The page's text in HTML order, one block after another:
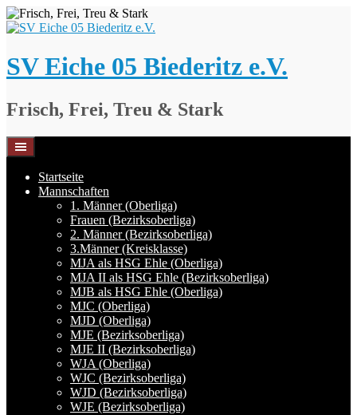
Springe
zum
SV Eiche 05 Biederitz e.V.
Frisch, Frei, Treu & Stark
Startseite
Mannschaften
1. Männer (Oberliga)
Frauen (Bezirksoberliga)
2. Männer (Bezirksoberliga)
3.Männer (Kreisklasse)
MJA als HSG Ehle (Oberliga)
MJA II als HSG Ehle (Bezirksoberliga)
MJB als HSG Ehle (Oberliga)
MJC (Oberliga)
MJD (Oberliga)
MJE (Bezirksoberliga)
MJE II (Bezirksoberliga)
WJA (Oberliga)
WJC (Bezirksoberliga)
WJD (Bezirksoberliga)
WJE (Bezirksoberliga)